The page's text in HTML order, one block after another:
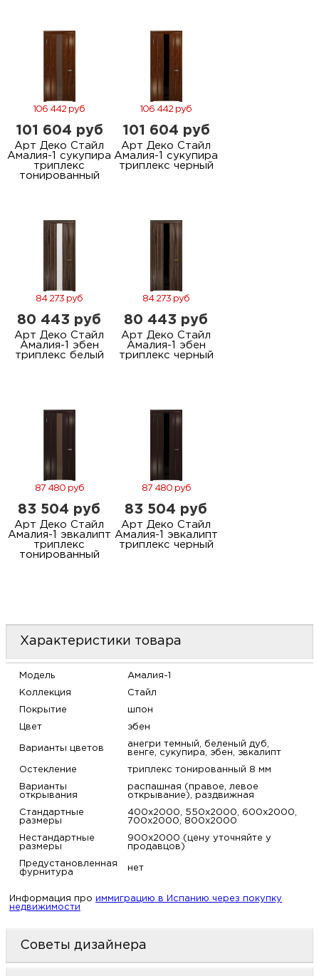
106 442 руб
101 604 руб
Арт Деко Стайл
Амалия-1 сукупира
триплекс
тонированный
106 442 руб
101 604 руб
Арт Деко Стайл
Амалия-1 сукупира
триплекс черный
84 273 руб
80 443 руб
Арт Деко Стайл
Амалия-1 эбен
триплекс белый
84 273 руб
80 443 руб
Арт Деко Стайл
Амалия-1 эбен
триплекс черный
87 480 руб
83 504 руб
Арт Деко Стайл
Амалия-1 эвкалипт
триплекс
тонированный
87 480 руб
83 504 руб
Арт Деко Стайл
Амалия-1 эвкалипт
триплекс черный
Характеристики товара
Модель Амалия-1
Коллекция Стайл
Покрытие шпон
Цвет эбен
Варианты цветов
анегри темный, беленый дуб,
венге, сукупира, эбен, эвкалипт
Остекление триплекс тонированный 8 мм
Варианты
открывания
распашная (правое, левое
открывание), раздвижная
Стандартные
размеры
400х2000, 550х2000, 600х2000,
700х2000, 800х2000
Нестандартные
размеры
900х2000 (цену уточняйте у
продавцов)
Предустановленная
фурнитура
нет
Информация про иммиграцию в Испанию через покупку
недвижимости
Советы дизайнера